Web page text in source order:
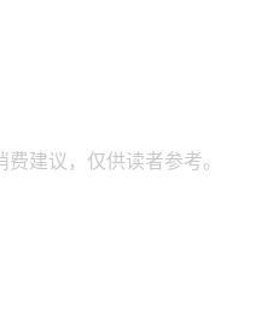
建议，仅供读者参考。